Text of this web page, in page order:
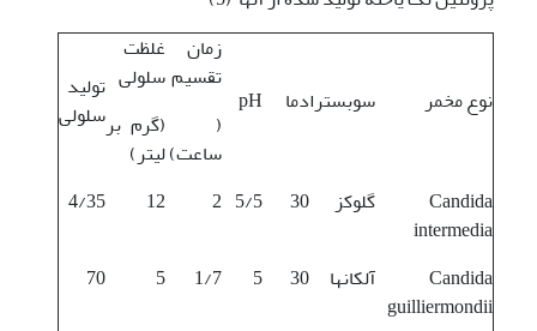
نوع مخمر سوبسترادما pH
زمان
تقسیم
(
ساعت)
غلظت
سلولی
(گرم بر
لیتر)
تولید
سلولی
Candida
intermedia
گلوکز 30
5/5
2
12
4/35
Candida
guilliermondii
آلکانها 30
5
1/7
5
70